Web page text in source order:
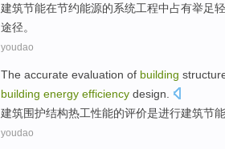
建筑节能在节约能源的系统工程中占有举足
途径。
youdao
The accurate evaluation of building
building energy efficiency design
建筑围护结构热工性能的评价是进行建筑节能
youdao